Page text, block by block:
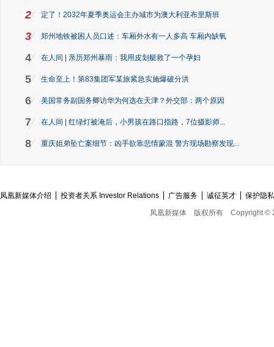
2 定了！2032年夏季奥运会主办城市为澳大利亚布里斯班
3 郑州地铁被困人员口述：车厢外水有一人多高 车厢内缺氧
4 在人间 | 亲历郑州暴雨：我用皮划艇救了一个孕妇
5 生命至上！第83集团军某旅紧急实施爆破分洪
6 美国常务副国务卿访华为何选在天津？外交部：两个原因
7 在人间 | 红绿灯被淹后，小男孩在路口指路，7位摄影师...
8 重庆姐弟坠亡案细节：凶手欲靠悲情蒙混 警方现场勘察发现...
凤凰新媒体介绍 投资者关系 Investor Relations 广告服务 诚征英才
保护隐
凤凰新媒体
版权所有 Copyright ©